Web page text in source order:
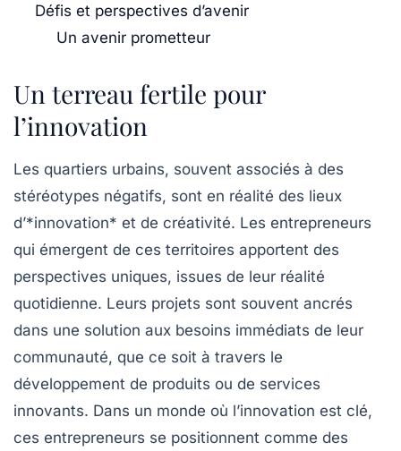
Défis et perspectives d’avenir
Un avenir prometteur
Un terreau fertile pour
l’innovation
Les quartiers urbains, souvent associés à des
stéréotypes négatifs, sont en réalité des lieux
d’*innovation* et de créativité. Les entrepreneurs
qui émergent de ces territoires apportent des
perspectives uniques, issues de leur réalité
quotidienne. Leurs projets sont souvent ancrés
dans une solution aux besoins immédiats de leur
communauté, que ce soit à travers le
développement de produits ou de services
innovants. Dans un monde où l’innovation est clé,
ces entrepreneurs se positionnent comme des